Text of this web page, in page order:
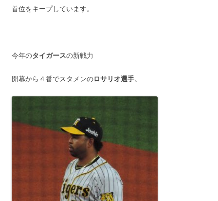
首位をキープしています。
今年のタイガースの新戦力
開幕から４番でスタメンのロサリオ選手。